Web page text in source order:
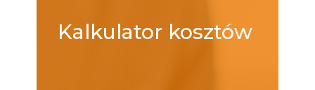
Kalkulator kosztów